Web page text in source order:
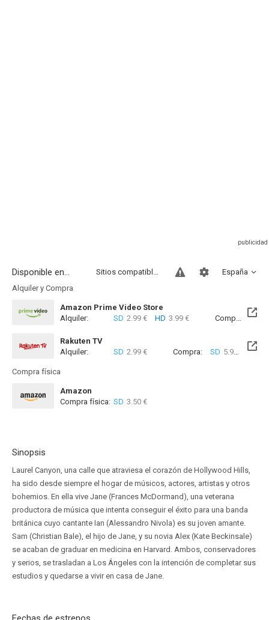
Disponible en... España
Sitios compatibles
Alquiler y Compra
Amazon Prime Video Store
Alquiler:
SD 2.99 € HD 3.99 € Compra: SD
Rakuten TV
Alquiler:
SD 2.99 € Compra: SD 5.99 €
Compra física
Amazon
Compra física: SD 3.50 €
Sinopsis
Laurel Canyon, una calle que atraviesa el corazón de Hollywood Hills,
ha sido desde siempre el hogar de músicos, actores, artistas y otros
bohemios. En ella vive Jane (Frances McDormand), una veterana
productora de música que intenta conseguir el éxito para una banda
británica cuyo cantante Ian (Alessandro Nivola) es su joven amante.
Sam (Christian Bale), el hijo de Jane, y su novia Alex (Kate Beckinsale)
se acaban de graduar en medicina en Harvard. Ambos, conservadores
y serios, se trasladan a Los Ángeles con la intención de completar sus
estudios y quedarse a vivir en casa de Jane.